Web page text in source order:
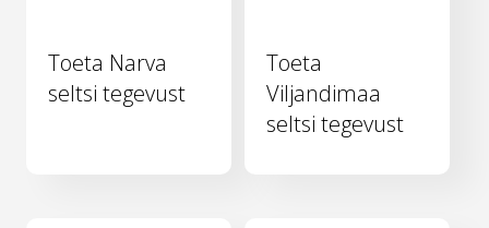
Toeta Narva
seltsi tegevust
Toeta
Viljandimaa
seltsi tegevust